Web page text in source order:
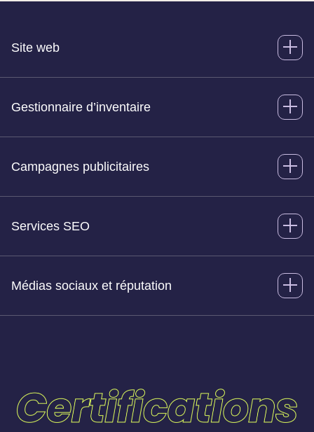
Site web
Gestionnaire d’inventaire
Campagnes publicitaires
Services SEO
Médias sociaux et réputation